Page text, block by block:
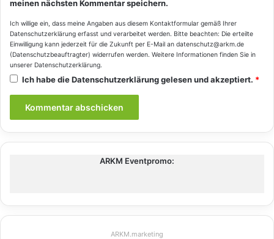
meinen nächsten Kommentar speichern.
Ich willige ein, dass meine Angaben aus diesem Kontaktformular gemäß Ihrer
Datenschutzerklärung erfasst und verarbeitet werden. Bitte beachten: Die erteilte
Einwilligung kann jederzeit für die Zukunft per E-Mail an datenschutz@arkm.de
(Datenschutzbeauftragter) widerrufen werden. Weitere Informationen finden Sie in
unserer Datenschutzerklärung.
Ich habe dieDatenschutzerklärunggelesen und akzeptiert. *
ARKM Eventpromo:
ARKM.marketing